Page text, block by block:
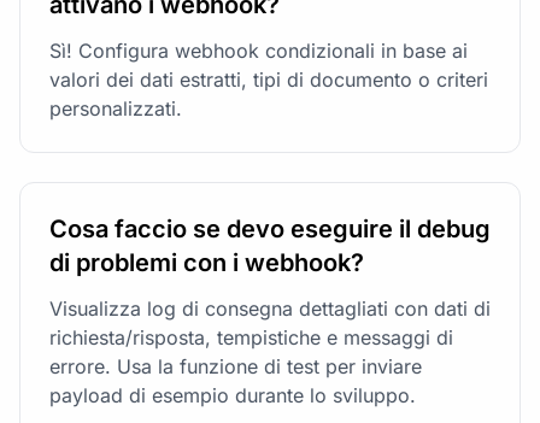
Sì! Configura webhook condizionali in base ai
valori dei dati estratti, tipi di documento o criteri
personalizzati.
Cosa faccio se devo eseguire il debug
di problemi con i webhook?
Visualizza log di consegna dettagliati con dati di
richiesta/risposta, tempistiche e messaggi di
errore. Usa la funzione di test per inviare
payload di esempio durante lo sviluppo.